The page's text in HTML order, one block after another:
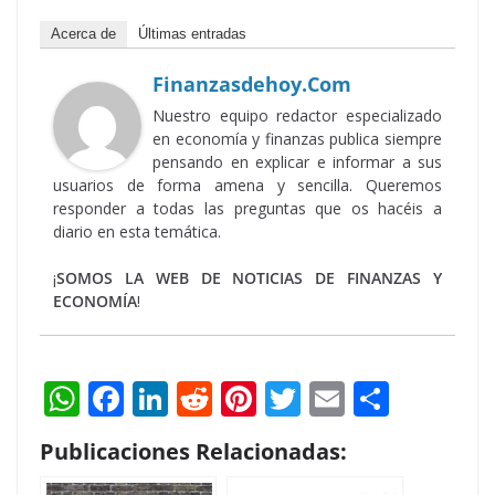
Acerca de Últimas entradas
Finanzasdehoy.com
Nuestro equipo redactor especializado
en economía y finanzas publica siempre
pensando en explicar e informar a sus
usuarios de forma amena y sencilla. Queremos
responder a todas las preguntas que os hacéis a
diario en esta temática.
¡SOMOS LA WEB DE NOTICIAS DE FINANZAS Y
ECONOMÍA!
W
h
at
F
ac
e
Li
k
R
e
d
Pi
nt
er
T
w
itt
E
ai
Publicaciones Relacionadas: